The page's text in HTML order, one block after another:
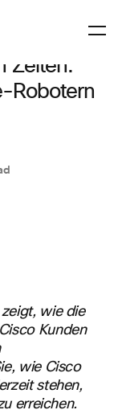
Zeiten:
Robotern
wie die
Kunden
wie Cisco
stehen,
erreichen.